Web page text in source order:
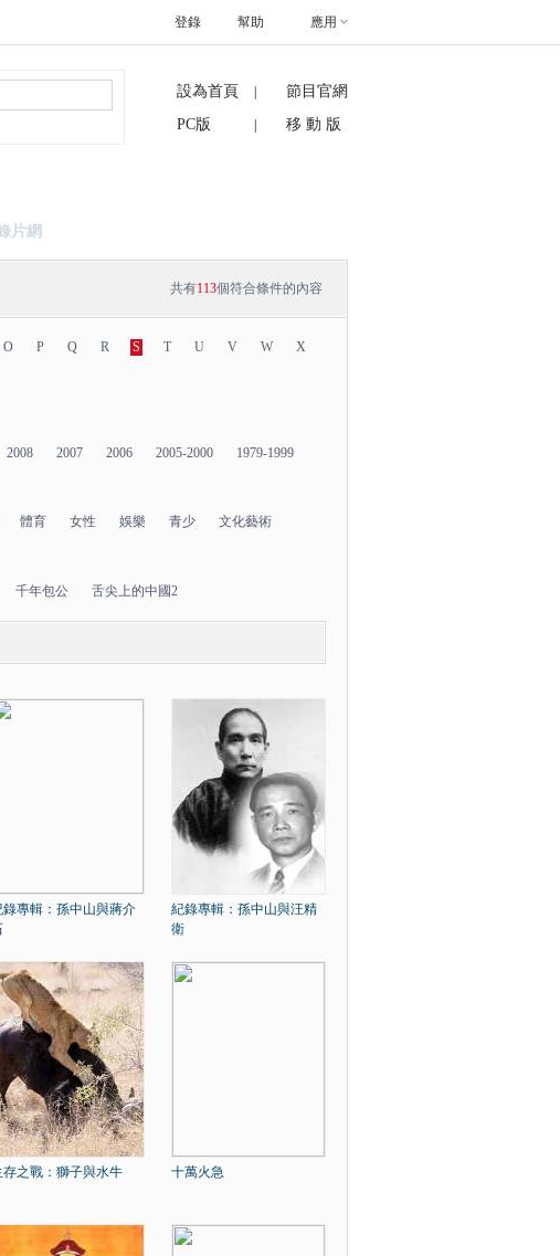
幫助 應用
登錄
設為首頁
節目官網
PC版
移 動 版
片網
共有113個符合條件的內容
O P Q R S T U V W X
2008 2007 2006 2005-2000 1979-1999
體育 女性 娛樂 青少 文化藝術
千年包公 舌尖上的中國2
錄專輯：孫中山與蔣介
紀錄專輯：孫中山與汪精
衛
存之戰：獅子與水牛 十萬火急